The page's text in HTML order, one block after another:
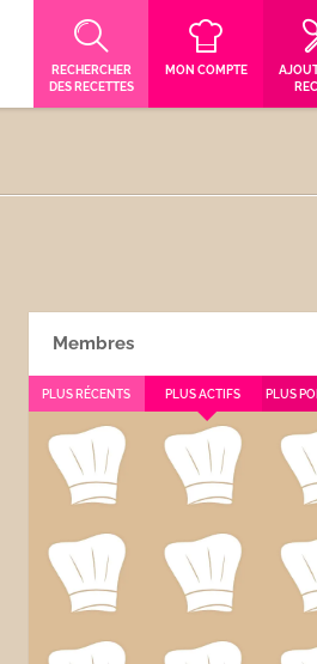
RECHERCHER
DES RECETTES
MON COMPTE
Membres
PLUS RÉCENTS PLUS ACTIFS PLUS